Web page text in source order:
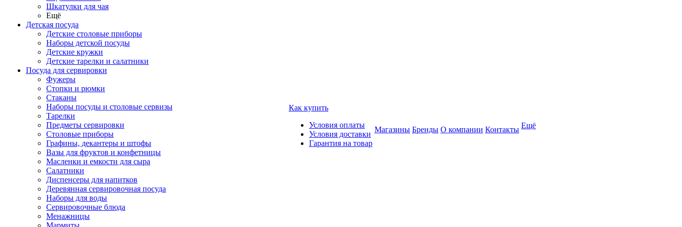
Шкатулки для чая
Ещё
Детская посуда
Детские столовые приборы
Наборы детской посуды
Детские кружки
Детские тарелки и салатники
Посуда для сервировки
Фужеры
Стопки и рюмки
Стаканы
Наборы посуды и столовые сервизы
Тарелки
Предметы сервировки
Столовые приборы
Графины, декантеры и штофы
Вазы для фруктов и конфетницы
Масленки и емкости для сыра
Салатники
Диспенсеры для напитков
Деревянная сервировочная посуда
Наборы для воды
Сервировочные блюда
Менажницы
Мармиты
Как купить
Условия оплаты
Условия доставки
Гарантия на товар
Магазины Бренды О компании Контакты Ещё